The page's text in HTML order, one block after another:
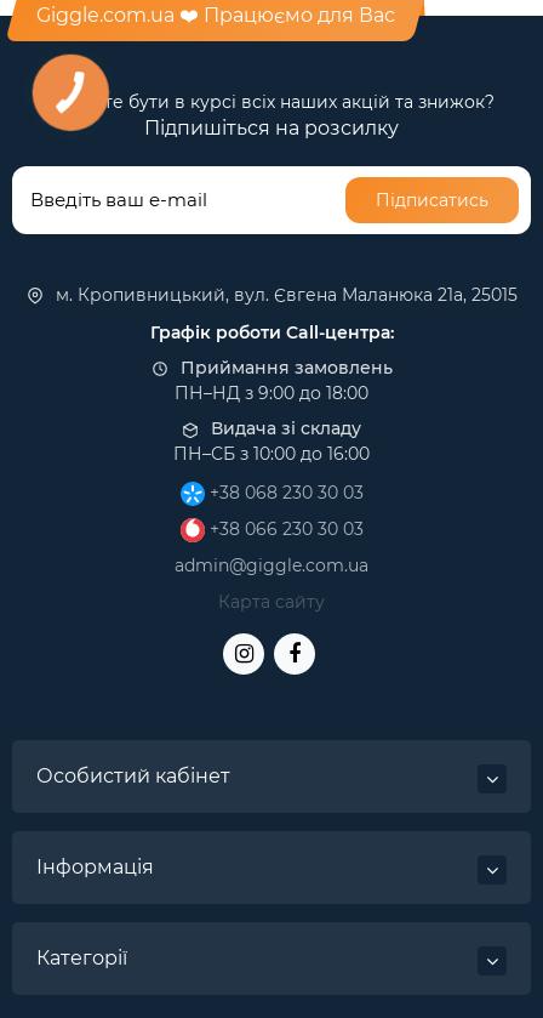
Giggle.com.ua ❤️ Працюємо для Вас
Бажаєте бути в курсі всіх наших акцій та знижок?
Підпишіться на розсилку
Підписатись
м. Кропивницький, вул. Євгена Маланюка 21а, 25015
Графік роботи Call-центра:
Приймання замовлень
ПН–НД з 9:00 до 18:00
Видача зі складу
ПН–СБ з 10:00 до 16:00
+38 068 230 30 03
+38 066 230 30 03
admin@giggle.com.ua
Карта сайту
Особистий кабінет
Інформація
Категорії